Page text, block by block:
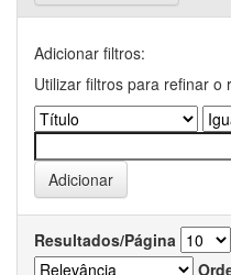
Adicionar filtros:
Utilizar filtros para refinar o
Resultados/Página